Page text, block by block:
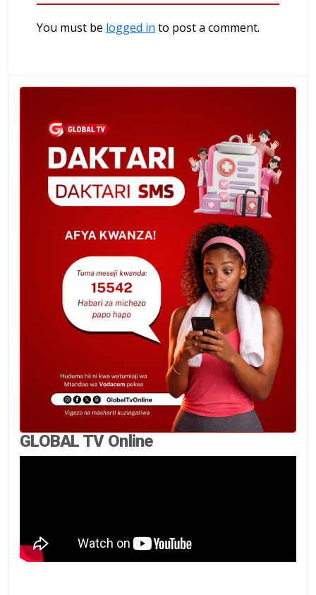
You must be logged in to post a comment.
GLOBAL TV Online